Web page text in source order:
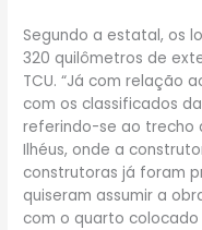
Segundo a estatal, os
320 quilômetros de
TCU. “Já com relação
com os classificados
referindo-se ao trecho
Ilhéus, onde a
construtoras já foram
quiseram assumir a
com o quarto